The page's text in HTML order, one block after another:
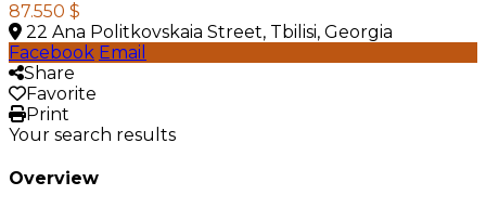
87.550 $
22 Ana Politkovskaia Street, Tbilisi, Georgia
Facebook Email
Share
Favorite
Print
Your search results
Overview